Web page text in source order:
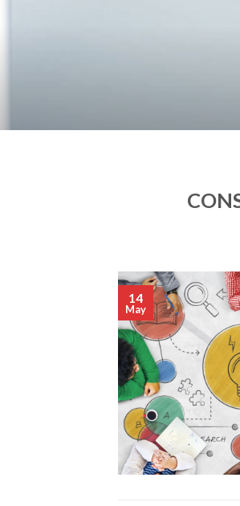
14
May